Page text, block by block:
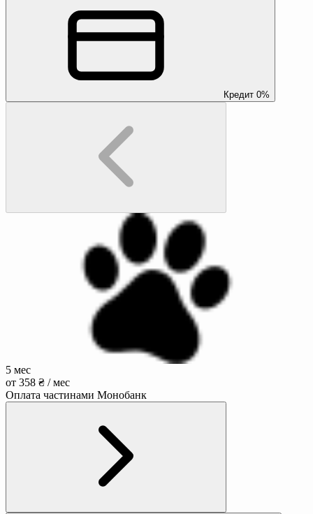
Кредит 0%
5 мес
от 358 ₴ / мес
Оплата частинами Монобанк